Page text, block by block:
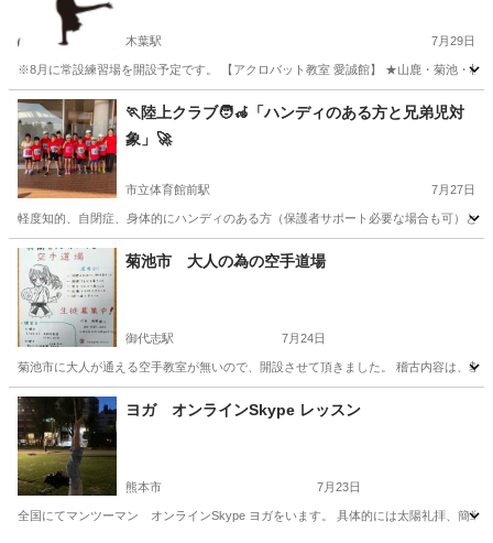
木葉駅 7月29日
※8月に常設練習場を開設予定です。 【アクロバット教室 愛誠館】 ★山鹿・菊池・植
熊本 山鹿市 木葉駅 体操 アクロバット
🏃陸上クラブ🧑‍🦽「ハンディのある方と兄弟児対
象」🚀
市立体育館前駅 7月27日
軽度知的、自閉症、身体的にハンディのある方（保護者サポート必要な場合も可）と
熊本 熊本市 市立体育館前駅 かけっこ
菊池市 大人の為の空手道場
御代志駅 7月24日
菊池市に大人が通える空手教室が無いので、開設させて頂きました。 稽古内容は、基
熊本 菊池市 御代志駅 空手/他格闘技
ヨガ オンラインSkype レッスン
熊本市 7月23日
全国にてマンツーマン オンラインSkype ヨガをいます。 具体的には太陽礼拝、簡単